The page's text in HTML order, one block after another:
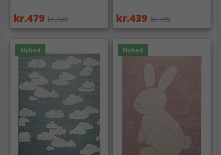
kr.479 kr.739 kr.439 kr.739
Nyhed Nyhed